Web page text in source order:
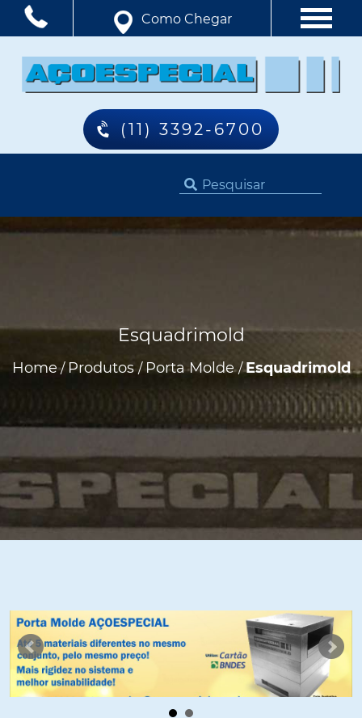
Como Chegar
(11) 3392-6700
Home/ Produtos / Porta Molde/Esquadrimold
Esquadrimold